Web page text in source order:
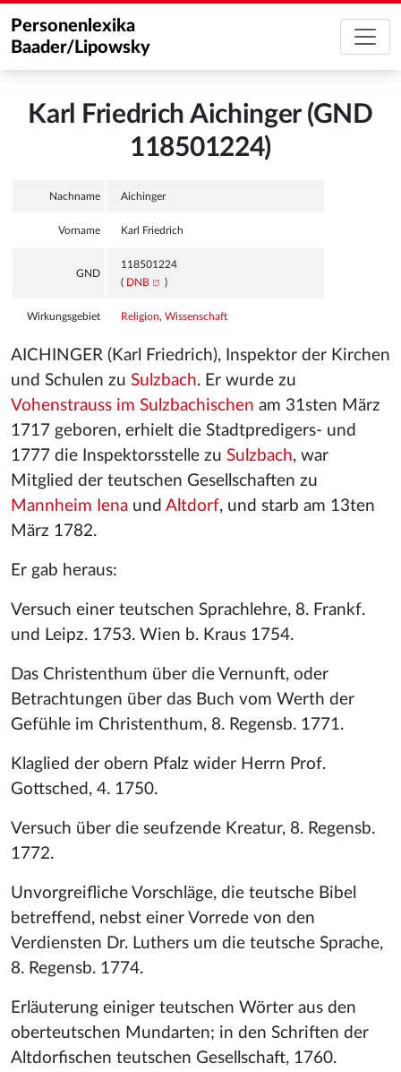
Personenlexika
Baader/Lipowsky
Karl Friedrich Aichinger (GND
118501224)
Nachname Aichinger
Vorname Karl Friedrich
GND
118501224
( DNB )
Wirkungsgebiet Religion, Wissenschaft
AICHINGER (Karl Friedrich), Inspektor der Kirchen
und Schulen zu Sulzbach. Er wurde zu
Vohenstrauss im Sulzbachischen am 31sten März
1717 geboren, erhielt die Stadtpredigers- und
1777 die Inspektorsstelle zu Sulzbach, war
Mitglied der teutschen Gesellschaften zu
Mannheim Iena und Altdorf, und starb am 13ten
März 1782.
Er gab heraus:
Versuch einer teutschen Sprachlehre, 8. Frankf.
und Leipz. 1753. Wien b. Kraus 1754.
Das Christenthum über die Vernunft, oder
Betrachtungen über das Buch vom Werth der
Gefühle im Christenthum, 8. Regensb. 1771.
Klaglied der obern Pfalz wider Herrn Prof.
Gottsched, 4. 1750.
Versuch über die seufzende Kreatur, 8. Regensb.
1772.
Unvorgreifliche Vorschläge, die teutsche Bibel
betreffend, nebst einer Vorrede von den
Verdiensten Dr. Luthers um die teutsche Sprache,
8. Regensb. 1774.
Erläuterung einiger teutschen Wörter aus den
oberteutschen Mundarten; in den Schriften der
Altdorfischen teutschen Gesellschaft, 1760.